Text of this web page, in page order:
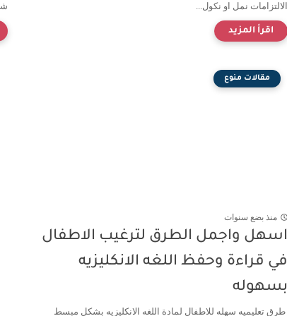
الالتزامات نمل او نكول...
مقالات منوع
منذ بضع سنوات
اسهل واجمل الطرق لترغيب الاطفال
في قراءة وحفظ اللغه الانكليزيه
بسهوله
طرق تعليميه سهله للاطفال لمادة اللغه الانكليزيه بشكل مبسط